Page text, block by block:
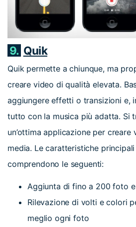
9. Quik
Quik permette a chiunque, ma
creare video di qualità elevata.
aggiungere effetti o transizioni e,
tutto con la musica più adatta. Si
un’ottima applicazione per creare
media. Le caratteristiche
comprendono le seguenti:
Aggiunta di fino a 200 foto
Rilevazione di volti e colori
meglio ogni foto